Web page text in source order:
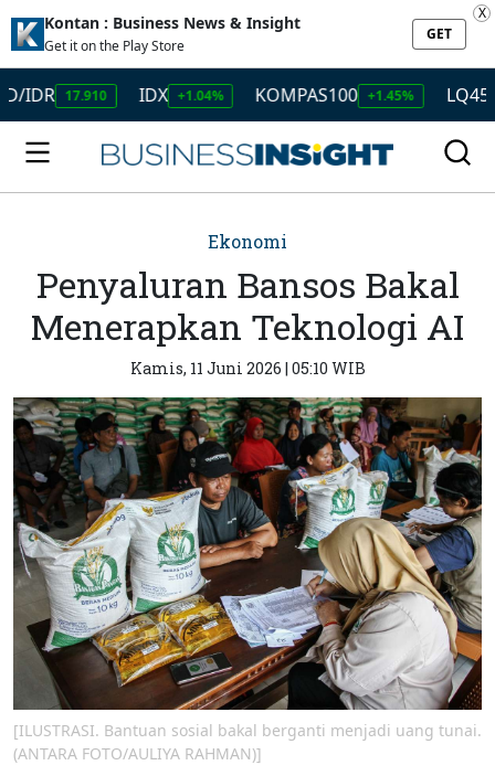
Kontan : Business News & Insight
Get it on the Play Store
GET
X
17.910 IDX +1.04% KOMPAS100 +1.45% LQ45
Ekonomi
Penyaluran Bansos Bakal
Menerapkan Teknologi AI
Kamis, 11 Juni 2026 | 05:10 WIB
[ILUSTRASI. Bantuan sosial bakal berganti menjadi uang tunai.
(ANTARA FOTO/AULIYA RAHMAN)]